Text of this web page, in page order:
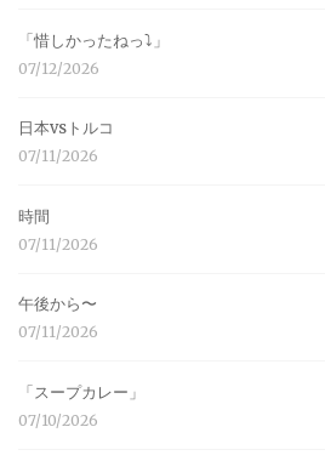
「惜しかったねっ⤵︎」
07/12/2026
日本vsトルコ
07/11/2026
時間
07/11/2026
午後から〜
07/11/2026
「スープカレー」
07/10/2026